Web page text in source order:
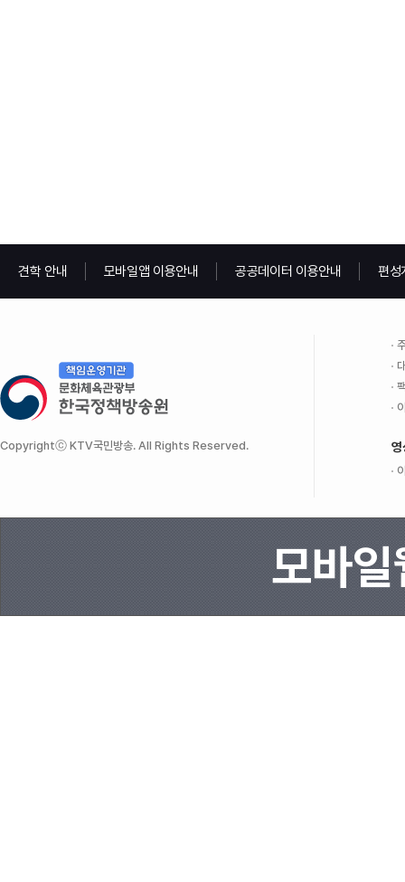
견학 안내 모바일앱 이용안내 공공데이터 이용안내 편성
Copyrightⓒ KTV국민방송. All Rights Reserved. 영
모바